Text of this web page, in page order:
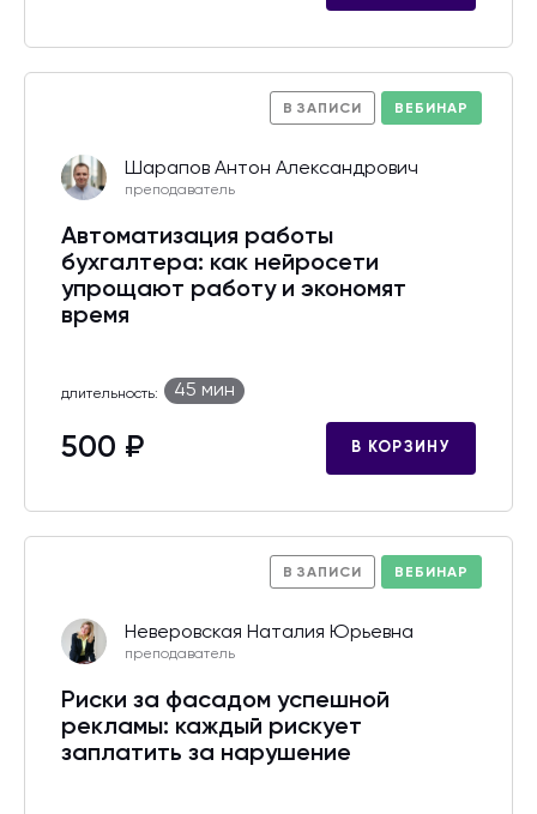
В ЗАПИСИ ВЕБИНАР
Шарапов Антон Александрович
преподаватель
Автоматизация работы
бухгалтера: как нейросети
упрощают работу и экономят
время
длительность: 45 мин
500 ₽ В КОРЗИНУ
В ЗАПИСИ ВЕБИНАР
Неверовская Наталия Юрьевна
преподаватель
Риски за фасадом успешной
рекламы: каждый рискует
заплатить за нарушение